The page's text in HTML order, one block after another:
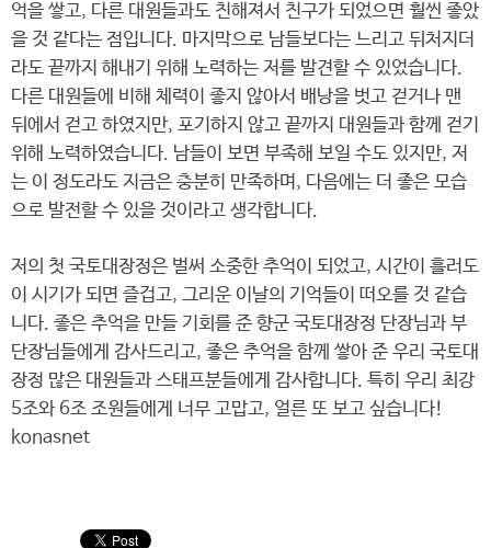
억을 쌓고, 다른 대원들과도 친해져서 친구가 되었으면 훨씬 좋았
을 것 같다는 점입니다. 마지막으로 남들보다는 느리고 뒤처지더
라도 끝까지 해내기 위해 노력하는 저를 발견할 수 있었습니다.
다른 대원들에 비해 체력이 좋지 않아서 배낭을 벗고 걷거나 맨
뒤에서 걷고 하였지만, 포기하지 않고 끝까지 대원들과 함께 걷기
위해 노력하였습니다. 남들이 보면 부족해 보일 수도 있지만, 저
는 이 정도라도 지금은 충분히 만족하며, 다음에는 더 좋은 모습
으로 발전할 수 있을 것이라고 생각합니다.
저의 첫 국토대장정은 벌써 소중한 추억이 되었고, 시간이 흘러도
이 시기가 되면 즐겁고, 그리운 이날의 기억들이 떠오를 것 같습
니다. 좋은 추억을 만들 기회를 준 향군 국토대장정 단장님과 부
단장님들에게 감사드리고, 좋은 추억을 함께 쌓아 준 우리 국토대
장정 많은 대원들과 스태프분들에게 감사합니다. 특히 우리 최강
5조와 6조 조원들에게 너무 고맙고, 얼른 또 보고 싶습니다!
konasnet